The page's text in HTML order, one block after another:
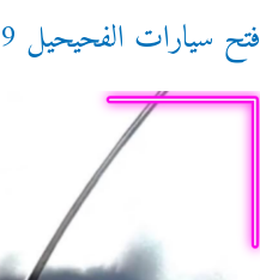
فتح سيارات الفحيحيل 92295349